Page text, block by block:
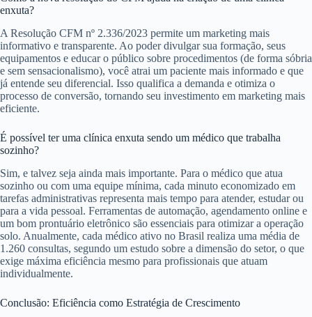
enxuta?
A Resolução CFM nº 2.336/2023 permite um marketing mais
informativo e transparente. Ao poder divulgar sua formação, seus
equipamentos e educar o público sobre procedimentos (de forma sóbria
e sem sensacionalismo), você atrai um paciente mais informado e que
já entende seu diferencial. Isso qualifica a demanda e otimiza o
processo de conversão, tornando seu investimento em marketing mais
eficiente.
É possível ter uma clínica enxuta sendo um médico que trabalha
sozinho?
Sim, e talvez seja ainda mais importante. Para o médico que atua
sozinho ou com uma equipe mínima, cada minuto economizado em
tarefas administrativas representa mais tempo para atender, estudar ou
para a vida pessoal. Ferramentas de automação, agendamento online e
um bom prontuário eletrônico são essenciais para otimizar a operação
solo. Anualmente, cada médico ativo no Brasil realiza uma média de
1.260 consultas, segundo um estudo sobre a dimensão do setor, o que
exige máxima eficiência mesmo para profissionais que atuam
individualmente.
Conclusão: Eficiência como Estratégia de Crescimento